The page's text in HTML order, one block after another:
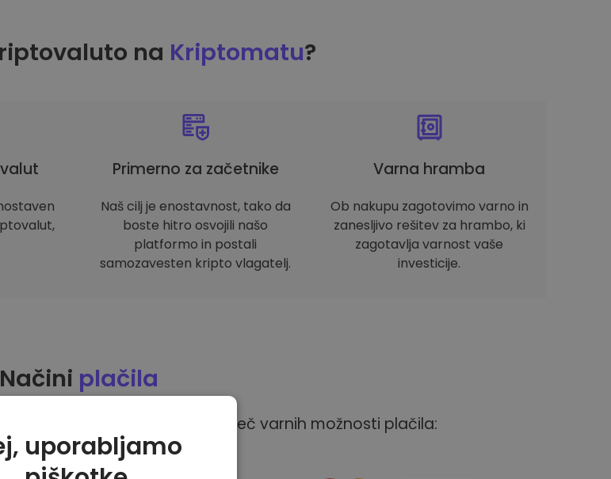
na Kriptomatu?
Primerno za začetnike
Naš cilj je enostavnost, tako da
boste hitro osvojili našo
platformo in postali
samozavesten kripto vlagatelj.
Varna hramba
Ob nakupu zagotovimo varno in
zanesljivo rešitev za hrambo, ki
zagotavlja varnost vaše
investicije.
Načini plačila
Kriptomat imate na voljo več varnih možnosti plačila:
uporabljamo